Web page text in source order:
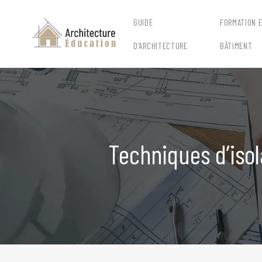
GUIDE
D’ARCHITECTURE
FORMATION
BÂTIMENT
Techniques